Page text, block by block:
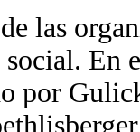
las
En
por